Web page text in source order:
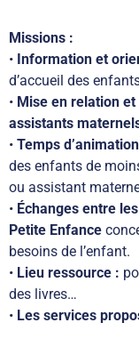
Missions :
• Information et
d’accueil des
• Mise en relation
assistants
• Temps
des enfants de
ou assistant
• Échanges entre
Petite Enfance
besoins de l’enfant.
• Lieu ressource :
des livres…
• Les services